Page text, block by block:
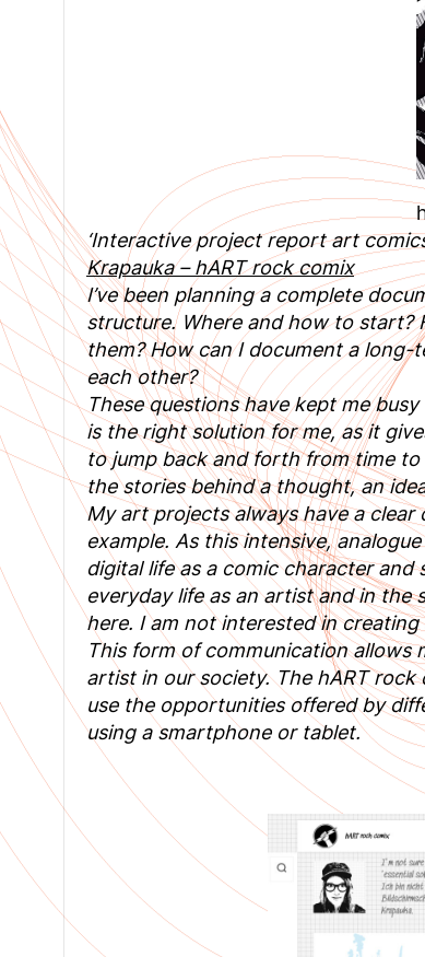
‘Interactive project report art
Krapauka – hART rock comix
I’ve been planning a complete
structure. Where and how to start?
them? How can I document a
each other?
These questions have kept me
is the right solution for me, as it
to jump back and forth from time
the stories behind a thought, an
My art projects always have a
example. As this intensive,
digital life as a comic character
everyday life as an artist and in the
here. I am not interested in creating
This form of communication allows
artist in our society. The hART
use the opportunities offered by
using a smartphone or tablet.